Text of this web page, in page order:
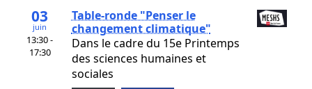
03
juin
13:30 -
17:30
Table-ronde "Penser le
changement climatique"
Dans le cadre du 15e Printemps
des sciences humaines et
sociales